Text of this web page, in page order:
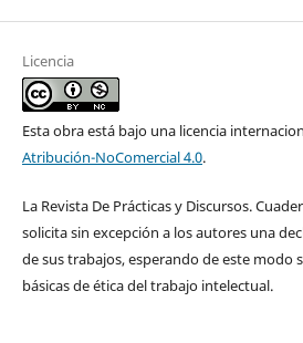
Licencia
Esta obra está bajo una licencia
Atribución-NoComercial 4.0.
La Revista De Prácticas y Discursos.
solicita sin excepción a los autores una
de sus trabajos, esperando de este modo
básicas de ética del trabajo intelectual.